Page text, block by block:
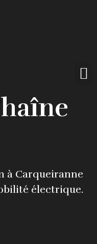
à Carqueiranne
électrique.